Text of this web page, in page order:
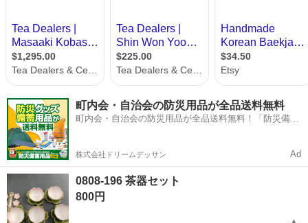
町内会・自治会の防災用品が全品送料無料
町内会・自治会の防災用品が全品送料無料！「防災備蓄
株式会社ドリームデッサン Ad
0808-196 茶器セット
800円